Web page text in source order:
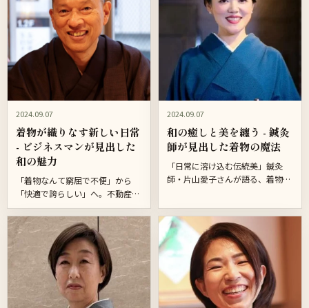
2024.09.07
着物が織りなす新しい日常
- ビジネスマンが見出した
和の魅力
「着物なんて窮屈で不便」から
「快適で誇らしい」へ。不動産の
プロが語る、意外な着物体験 桜が
舞う銀座の街角。スーツに身を包
んだビジネスマンの群れの中、ひ
ときわ目を引く着物姿の男性が
2024.09.07
和の癒しと美を纏う - 鍼灸
師が見出した着物の魔法
「日常に溶け込む伝統美」鍼灸
師・片山愛子さんが語る、着物と
美しさと機能性は、現代を生きる
私たちにも新鮮な驚きを与えて
く...